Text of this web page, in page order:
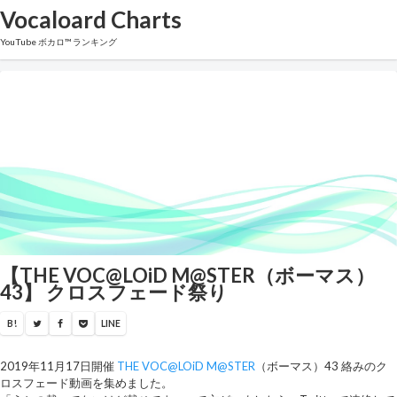
Vocaloard Charts
YouTube ボカロ™ ランキング
【THE VOC@LOiD M@STER（ボーマス）
43】 クロスフェード祭り
B! LINE
2019年11月17日開催 THE VOC@LOiD M@STER （ボーマス）43 絡みのク
ロスフェード動画を集めました。